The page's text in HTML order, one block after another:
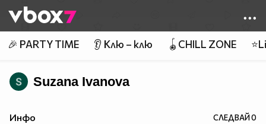
👾
🎉 PARTY TIME 👂 Клю – клю 🪀CHILL ZONE
Suzana Ivanova
Инфо СЛЕДВАЙ0